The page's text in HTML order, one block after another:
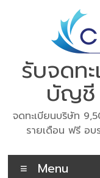
รับจดท
บัญชี
จดทะเบียนบริษัท
รายเดือน ฟรี อ
Menu